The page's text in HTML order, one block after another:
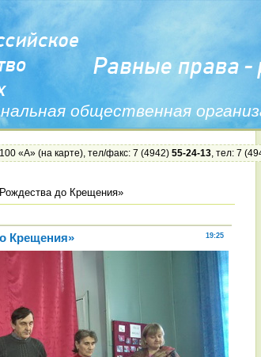
общественная
«А» (на карте), тел/факс: 7 (4942) 55-24-13, тел: 7
до Крещения»
19:25
Крещения»